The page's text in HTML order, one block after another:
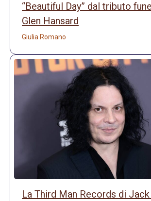
“Beautiful Day” dal tributo
Glen Hansard
Giulia Romano
La Third Man Records di